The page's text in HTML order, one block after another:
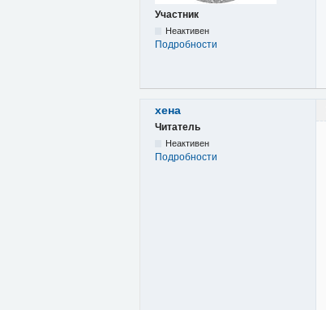
Участник
Неактивен
Подробности
хена
Читатель
Неактивен
Подробности